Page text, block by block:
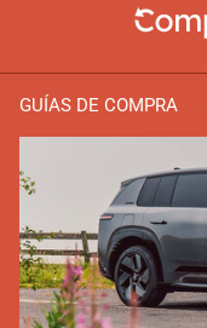
GUÍAS DE COMPRA